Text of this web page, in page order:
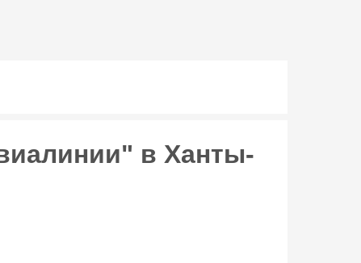
в Ханты-